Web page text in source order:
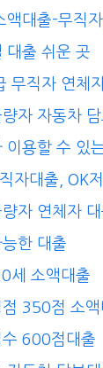
액대출-무직
대출 쉬운 곳
무직자 연체
자 자동차
이용할 수 있
자대출, OK
자 연체자
한 대출
세 소액대출
점 350점 소액
수 600점대출